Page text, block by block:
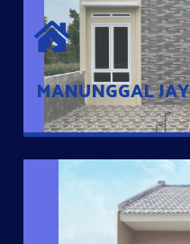
MANUNGGAL
Cluster Exclusive dengan
mini dan memiliki jarak
dengan pusat kota